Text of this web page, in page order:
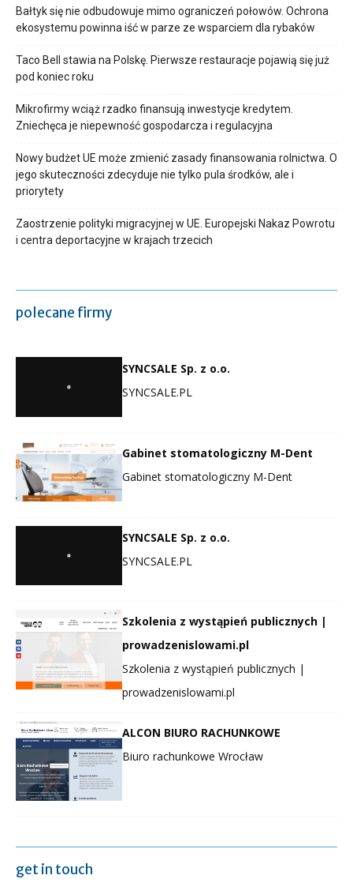
Bałtyk się nie odbudowuje mimo ograniczeń połowów. Ochrona
ekosystemu powinna iść w parze ze wsparciem dla rybaków
Taco Bell stawia na Polskę. Pierwsze restauracje pojawią się już
pod koniec roku
Mikrofirmy wciąż rzadko finansują inwestycje kredytem.
Zniechęca je niepewność gospodarcza i regulacyjna
Nowy budżet UE może zmienić zasady finansowania rolnictwa. O
jego skuteczności zdecyduje nie tylko pula środków, ale i
priorytety
Zaostrzenie polityki migracyjnej w UE. Europejski Nakaz Powrotu
i centra deportacyjne w krajach trzecich
polecane firmy
SYNCSALE Sp. z o.o.
SYNCSALE.PL
Gabinet stomatologiczny M-Dent
Gabinet stomatologiczny M-Dent
SYNCSALE Sp. z o.o.
SYNCSALE.PL
Szkolenia z wystąpień publicznych |
prowadzenislowami.pl
Szkolenia z wystąpień publicznych |
prowadzenislowami.pl
ALCON BIURO RACHUNKOWE
Biuro rachunkowe Wrocław
get in touch